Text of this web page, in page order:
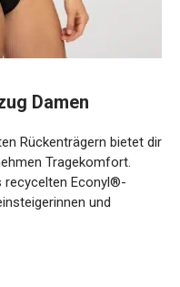
Damen
Rückenträgern bietet dir
Tragekomfort.
recycelten Econyl®-
und